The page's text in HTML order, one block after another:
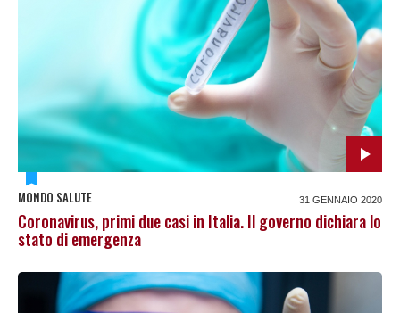
MONDO SALUTE 31 GENNAIO 2020
Coronavirus, primi due casi in Italia. Il governo dichiara lo
stato di emergenza